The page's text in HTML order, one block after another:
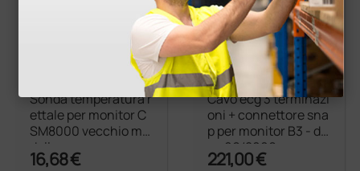
Sonda temperatura r
ettale per monitor C
SM8000 vecchio mo
dello
16,68 €
Cavo ecg 3 terminazi
oni + connettore sna
p per monitor B3 - do
po 06/2006
221,00 €